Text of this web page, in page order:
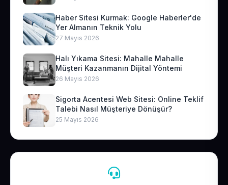
Haber Sitesi Kurmak: Google Haberler'de
Yer Almanın Teknik Yolu
27 Mayıs 2026
Halı Yıkama Sitesi: Mahalle Mahalle
Müşteri Kazanmanın Dijital Yöntemi
26 Mayıs 2026
Sigorta Acentesi Web Sitesi: Online Teklif
Talebi Nasıl Müşteriye Dönüşür?
25 Mayıs 2026